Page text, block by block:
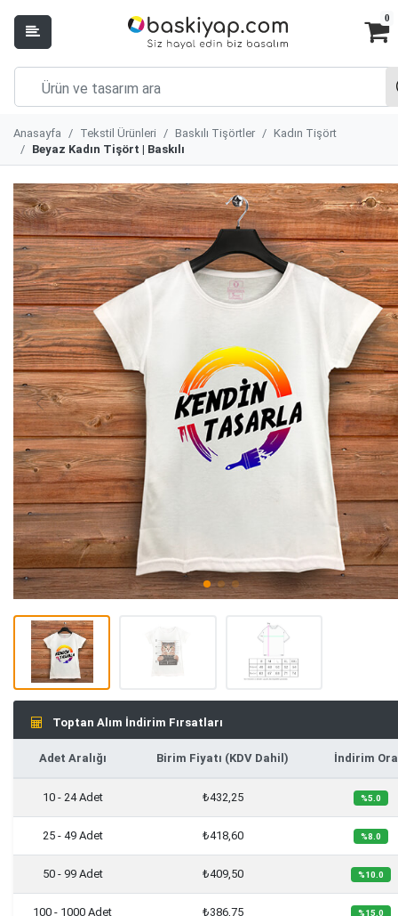
0
Anasayfa Tekstil Ürünleri Baskılı Tişörtler
Kadın Tişört
Beyaz Kadın Tişört | Baskılı
Toptan Alım İndirim Fırsatları
Adet Aralığı Birim Fiyatı (KDV Dahil) İndirim
10 - 24 Adet ₺432,25 %5.0
25 - 49 Adet ₺418,60 %8.0
50 - 99 Adet ₺409,50 %10.0
100 - 1000 Adet ₺386,75 %15.0